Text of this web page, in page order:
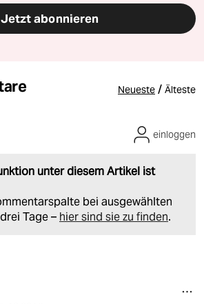
Jetzt abonnieren
Neueste / Älteste
unter diesem Artikel ist
bei ausgewählten
Tage – hier sind sie zu finden.
einloggen